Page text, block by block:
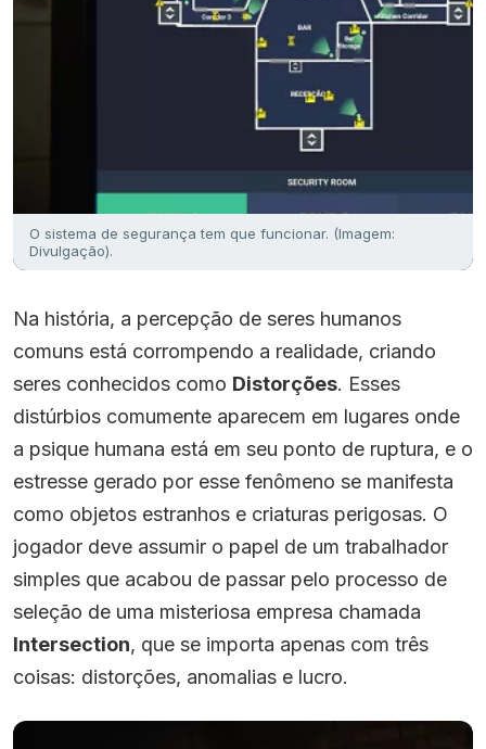
O sistema de segurança tem que funcionar. (Imagem:
Divulgação).
Na história, a percepção de seres humanos
comuns está corrompendo a realidade, criando
seres conhecidos como Distorções. Esses
distúrbios comumente aparecem em lugares onde
a psique humana está em seu ponto de ruptura, e o
estresse gerado por esse fenômeno se manifesta
como objetos estranhos e criaturas perigosas. O
jogador deve assumir o papel de um trabalhador
simples que acabou de passar pelo processo de
seleção de uma misteriosa empresa chamada
Intersection, que se importa apenas com três
coisas: distorções, anomalias e lucro.